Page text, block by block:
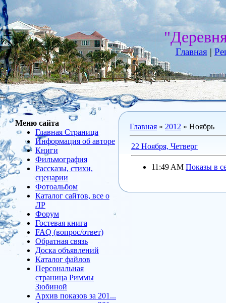
Главная|
Меню сайта
Главная Страница
Информация об авторе
Книги
Фильмография
Рассказы, стихи,
сценарии
Фотоальбом
Каталог сайтов, все о
ЛР
Форум
Гостевая книга
FAQ (вопрос/ответ)
Обратная связь
Доска объявлений
Каталог файлов
Персональная
страница Риммы
Зюбиной
Архив показов за 201...
Главная » 2012 » Ноябрь
22 Ноября, Четверг
11:49 AM Показы в